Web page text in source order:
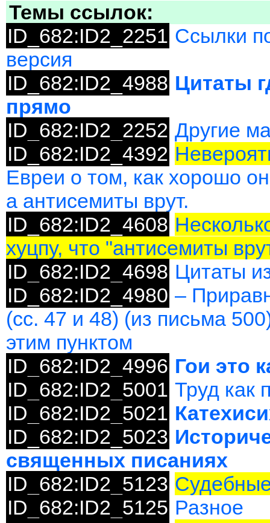
Темы ссылок:
ID_682:ID2_2251 Ссылки
версия
ID_682:ID2_4988 Цитаты
прямо
ID_682:ID2_2252 Другие
ID_682:ID2_4392
Евреи о том, как хорошо
а антисемиты врут.
ID_682:ID2_4608
хуцпу, что "антисемиты
ID_682:ID2_4698 Цитаты
ID_682:ID2_4980 –
(сс. 47 и 48) (из письма
этим пунктом
ID_682:ID2_4996 Гои это
ID_682:ID2_5001 Труд как
ID_682:ID2_5021
ID_682:ID2_5023
священных писаниях
ID_682:ID2_5123
ID_682:ID2_5125 Разное